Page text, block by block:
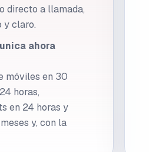
directo a llamada,
y claro.
ahora
móviles en 30
horas,
en 24 horas y
y, con la